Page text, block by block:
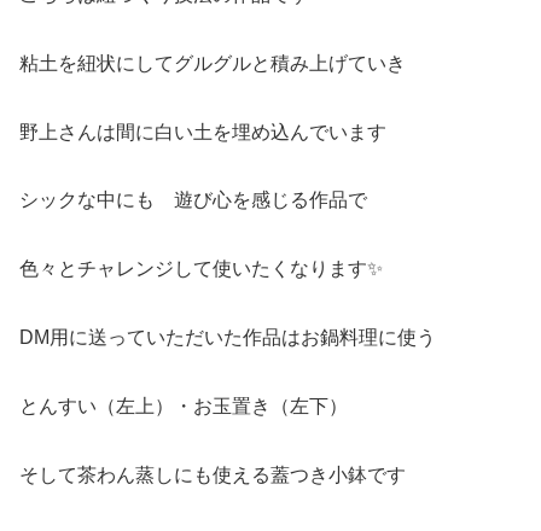
粘土を紐状にしてグルグルと積み上げていき
野上さんは間に白い土を埋め込んでいます
シックな中にも 遊び心を感じる作品で
色々とチャレンジして使いたくなります✨
DM用に送っていただいた作品はお鍋料理に使う
とんすい（左上）・お玉置き（左下）
そして茶わん蒸しにも使える蓋つき小鉢です